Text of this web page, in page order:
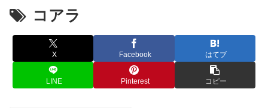
コアラ
X Facebook はてブ
LINE Pinterest コピー